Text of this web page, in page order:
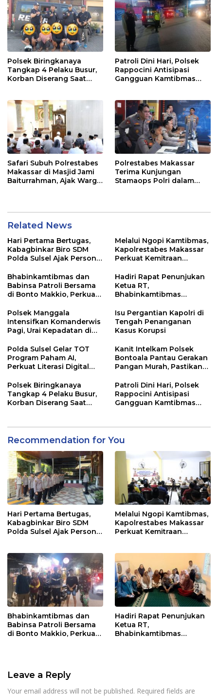
Polsek Biringkanaya
Tangkap 4 Pelaku Busur,
Korban Diserang Saat
Patroli Dini Hari, Polsek
Rappocini Antisipasi
Gangguan Kamtibmas
Safari Subuh Polrestabes
Makassar di Masjid Jami
Baiturrahman, Ajak Warga
Polrestabes Makassar
Terima Kunjungan
Stamaops Polri dalam
Related News
Hari Pertama Bertugas,
Kabagbinkar Biro SDM
Polda Sulsel Ajak Personel
Kebersihan
Melalui Ngopi Kamtibmas,
Kapolrestabes Makassar
Perkuat Kemitraan
Bhabinkamtibmas dan
Babinsa Patroli Bersama
di Bonto Makkio, Perkuat
Hadiri Rapat Penunjukan
Ketua RT,
Bhabinkamtibmas
Pentingnya Sinergi
dengan Warga
Polsek Manggala
Intensifkan Komanderwis
Pagi, Urai Kepadatan di
Isu Pergantian Kapolri di
Tengah Penanganan
Kasus Korupsi
Polda Sulsel Gelar TOT
Program Paham AI,
Perkuat Literasi Digital
Kanit Intelkam Polsek
Bontoala Pantau Gerakan
Pangan Murah, Pastikan
dan Tertib
Polsek Biringkanaya
Tangkap 4 Pelaku Busur,
Korban Diserang Saat
Patroli Dini Hari, Polsek
Rappocini Antisipasi
Gangguan Kamtibmas
Recommendation for You
Hari Pertama Bertugas,
Kabagbinkar Biro SDM
Polda Sulsel Ajak Personel
Melalui Ngopi Kamtibmas,
Kapolrestabes Makassar
Perkuat Kemitraan
Bhabinkamtibmas dan
Babinsa Patroli Bersama
di Bonto Makkio, Perkuat
Hadiri Rapat Penunjukan
Ketua RT,
Bhabinkamtibmas
Leave a Reply
Your email address will not be published. Required fields are